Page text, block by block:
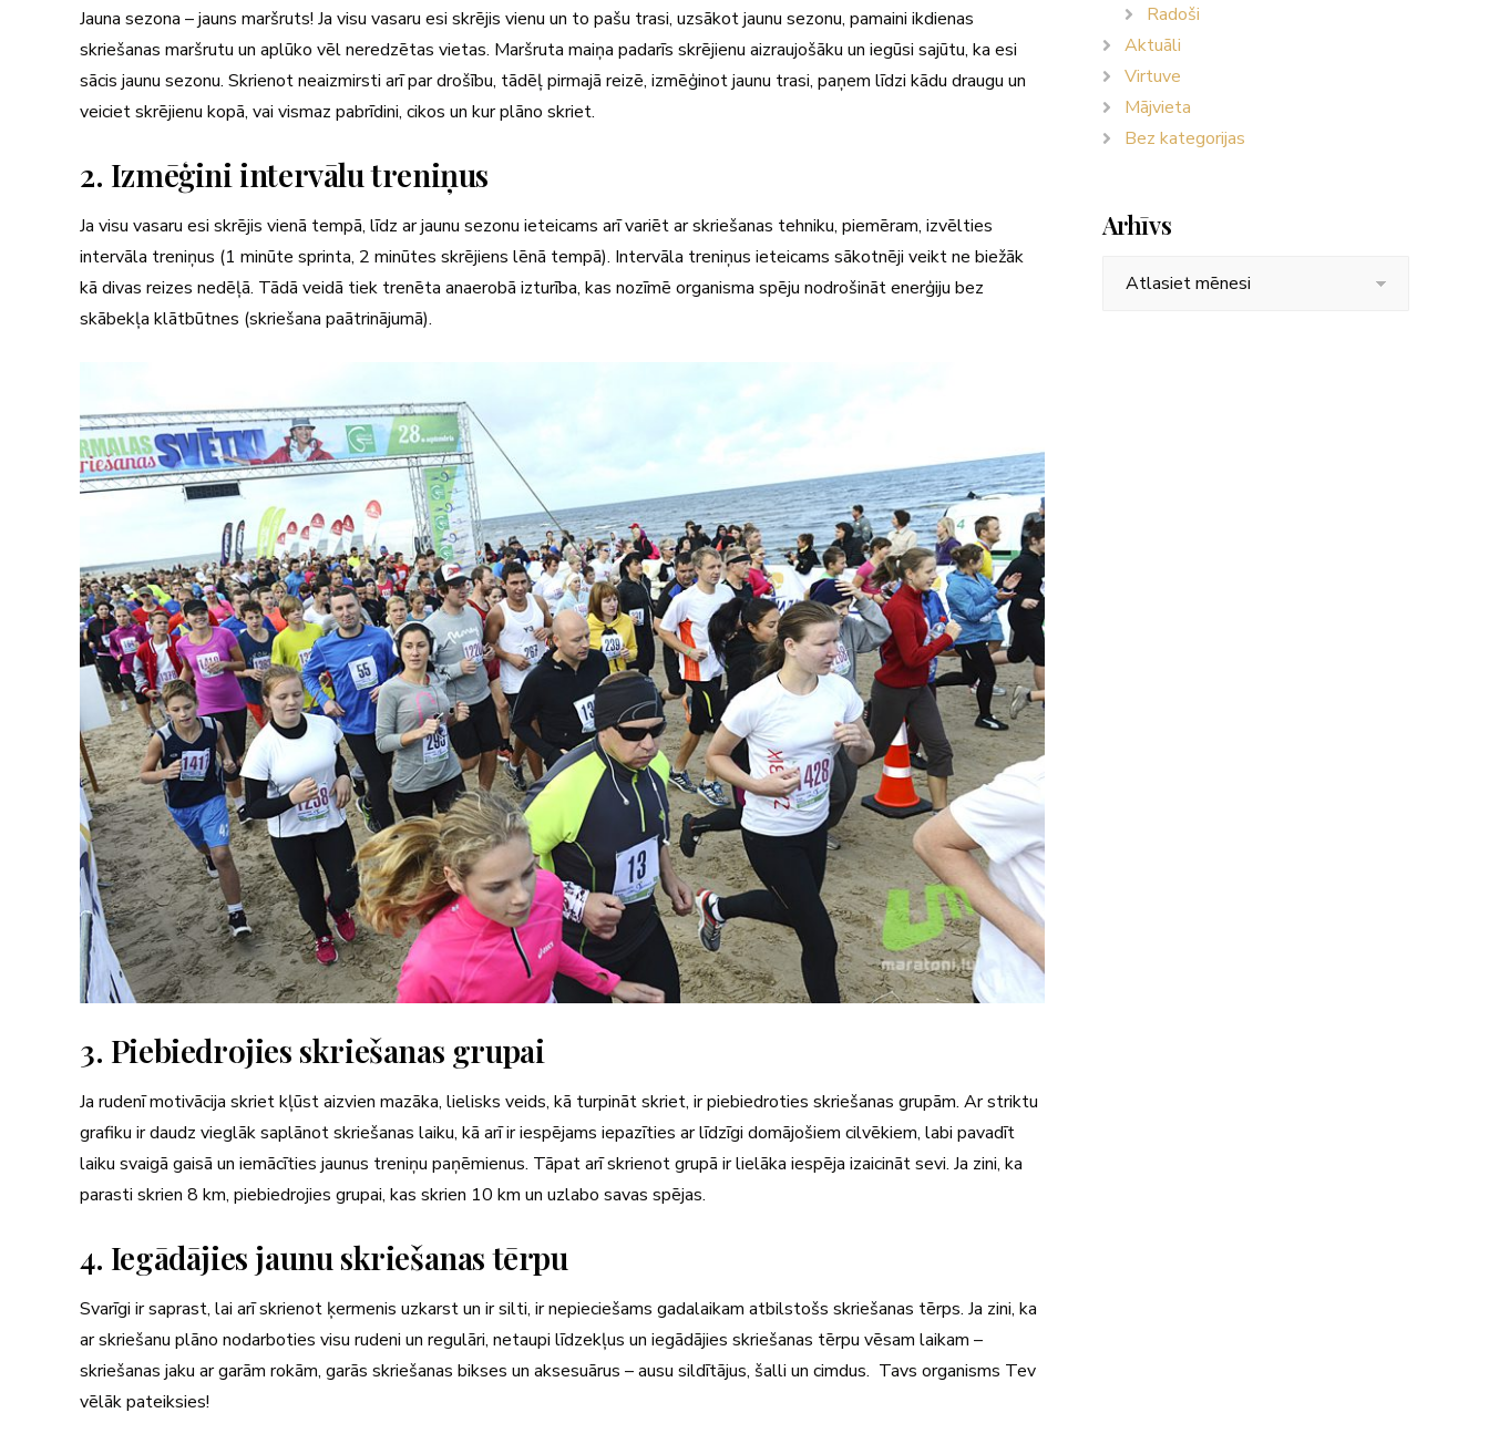
Jauna sezona – jauns maršruts! Ja visu vasaru esi skrējis vienu un to pašu trasi, uzsākot jaunu sezonu, pamaini ikdienas
skriešanas maršrutu un aplūko vēl neredzētas vietas. Maršruta maiņa padarīs skrējienu aizraujošāku un iegūsi sajūtu, ka esi
sācis jaunu sezonu. Skrienot neaizmirsti arī par drošību, tādēļ pirmajā reizē, izmēģinot jaunu trasi, paņem līdzi kādu draugu un
veiciet skrējienu kopā, vai vismaz pabrīdini, cikos un kur plāno skriet.
2. Izmēģini intervālu treniņus
Ja visu vasaru esi skrējis vienā tempā, līdz ar jaunu sezonu ieteicams arī variēt ar skriešanas tehniku, piemēram, izvēlties
intervāla treniņus (1 minūte sprinta, 2 minūtes skrējiens lēnā tempā). Intervāla treniņus ieteicams sākotnēji veikt ne biežāk
kā divas reizes nedēļā. Tādā veidā tiek trenēta anaerobā izturība, kas nozīmē organisma spēju nodrošināt enerģiju bez
skābekļa klātbūtnes (skriešana paātrinājumā).
3. Piebiedrojies skriešanas grupai
Ja rudenī motivācija skriet kļūst aizvien mazāka, lielisks veids, kā turpināt skriet, ir piebiedroties skriešanas grupām. Ar striktu
grafiku ir daudz vieglāk saplānot skriešanas laiku, kā arī ir iespējams iepazīties ar līdzīgi domājošiem cilvēkiem, labi pavadīt
laiku svaigā gaisā un iemācīties jaunus treniņu paņēmienus. Tāpat arī skrienot grupā ir lielāka iespēja izaicināt sevi. Ja zini, ka
parasti skrien 8 km, piebiedrojies grupai, kas skrien 10 km un uzlabo savas spējas.
4. Iegādājies jaunu skriešanas tērpu
Svarīgi ir saprast, lai arī skrienot ķermenis uzkarst un ir silti, ir nepieciešams gadalaikam atbilstošs skriešanas tērps. Ja zini, ka
ar skriešanu plāno nodarboties visu rudeni un regulāri, netaupi līdzekļus un iegādājies skriešanas tērpu vēsam laikam –
skriešanas jaku ar garām rokām, garās skriešanas bikses un aksesuārus – ausu sildītājus, šalli un cimdus. Tavs organisms Tev
vēlāk pateiksies!
Radoši
Aktuāli
Virtuve
Mājvieta
Bez kategorijas
Arhīvs